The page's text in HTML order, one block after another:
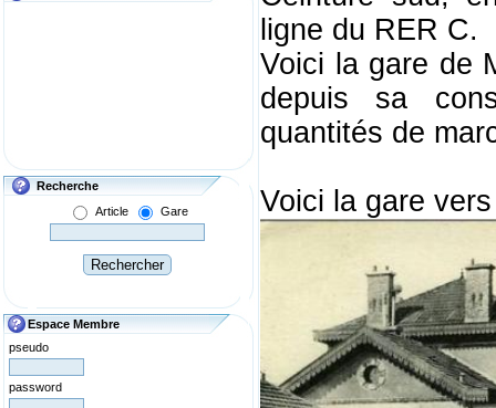
Recherche
Article
Gare
Espace Membre
pseudo
password
ligne du RER C.
Voici la gare de
depuis sa
quantités de
Voici la gare